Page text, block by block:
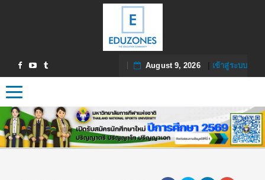
August 9, 2026| เข้าสู่ระบบ
Toggle navigation